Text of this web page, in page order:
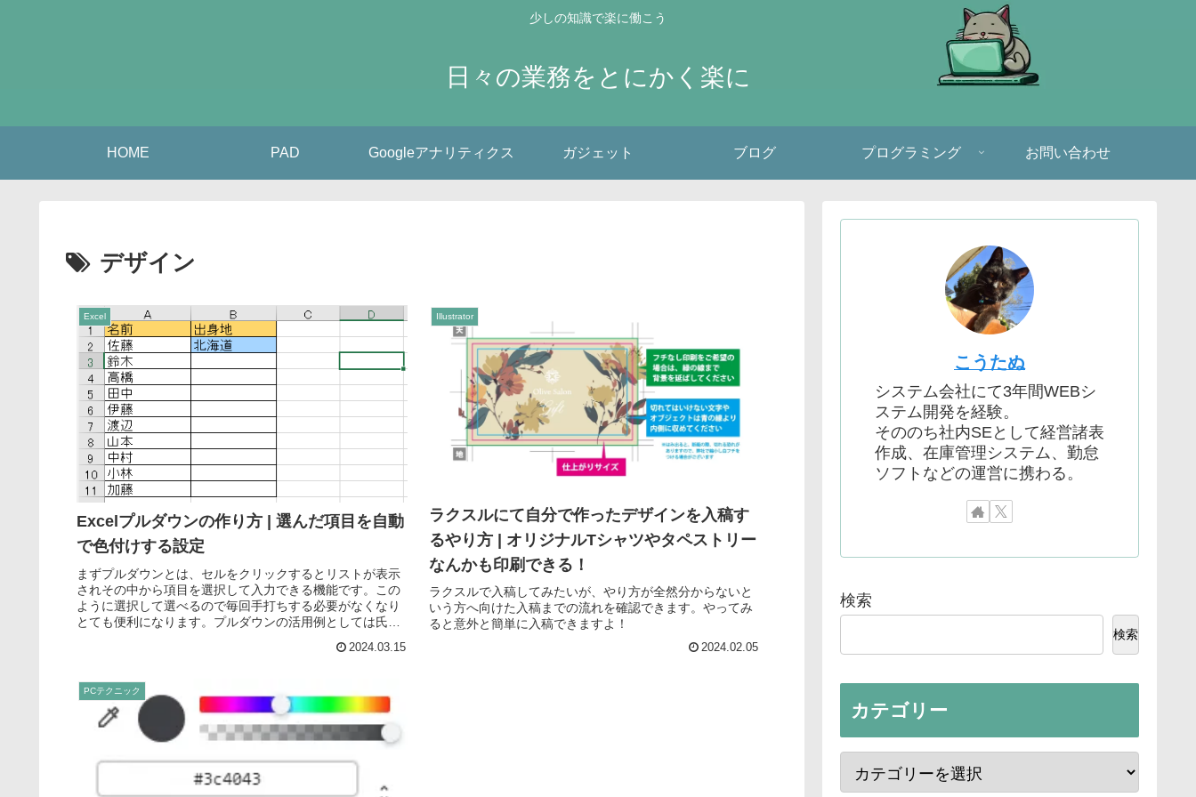
少しの知識で楽に働こう
日々の業務をとにかく楽に
HOME PAD Googleアナリティクス ガジェット ブログ プログラミング お問い合わせ
デザイン
Excel
Excelプルダウンの作り方 | 選んだ項目を自動
で色付けする設定
まずプルダウンとは、セルをクリックするとリストが表示
されその中から項目を選択して入力できる機能です。この
ように選択して選べるので毎回手打ちする必要がなくなり
とても便利になります。プルダウンの活用例としては氏
2024.03.15
Illustrator
ラクスルにて自分で作ったデザインを入稿す
るやり方 | オリジナルTシャツやタペストリー
なんかも印刷できる！
ラクスルで入稿してみたいが、やり方が全然分からないと
いう方へ向けた入稿までの流れを確認できます。やってみ
ると意外と簡単に入稿できますよ！
2024.02.05
PCテクニック
こうたぬ
システム会社にて3年間WEBシ
ステム開発を経験。
そののち社内SEとして経営諸表
作成、在庫管理システム、勤怠
ソフトなどの運営に携わる。
検索
検索
カテゴリー